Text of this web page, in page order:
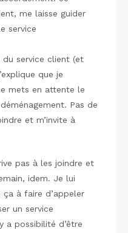
me laisse guider
service
service client (et
que je
mets en attente le
Pas de
et m’invite à
pas à les joindre et
idem. Je lui
ça à faire d’appeler
un service
a possibilité d’être